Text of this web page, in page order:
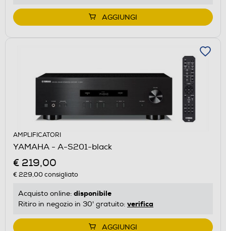
AGGIUNGI
AMPLIFICATORI
YAMAHA - A-S201-black
€ 219,00
€ 229,00consigliato
Acquisto online: disponibile
Ritiro in negozio in 30' gratuito: verifica
AGGIUNGI